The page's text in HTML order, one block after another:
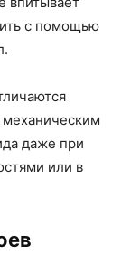
с помощью
даже при
или в